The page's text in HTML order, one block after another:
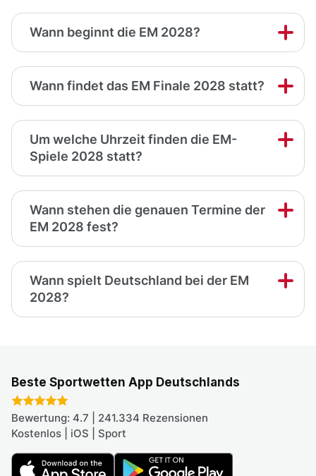
Wann beginnt die EM 2028?
Wann findet das EM Finale 2028 statt?
Um welche Uhrzeit finden die EM-
Spiele 2028 statt?
Wann stehen die genauen Termine der
EM 2028 fest?
Wann spielt Deutschland bei der EM
2028?
Beste Sportwetten App Deutschlands
Bewertung: 4.7 | 241.334 Rezensionen
Kostenlos | iOS | Sport